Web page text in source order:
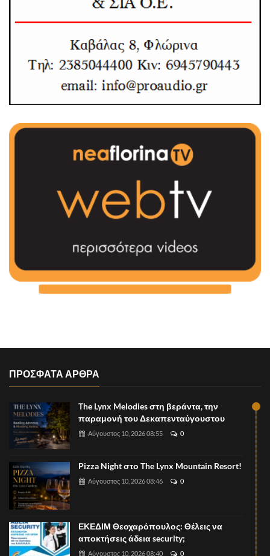
ΠΡΟΣΦΑΤΑ ΑΡΘΡΑ
The Lynx Melodies στη βεράντα, την
παραμονή του Δεκαπενταύγουστου
Αύγουστος 10, 2026 08:55 0
Pizza Night στο The Lynx Mountain Resort!
Αύγουστος 10, 2026 08:46 0
ΕΚΕΔΙΜ Θεοχαρόπουλος: Θέλεις να
αποκτήσεις άδεια security;
Αύγουστος 10, 2026 08:40 0